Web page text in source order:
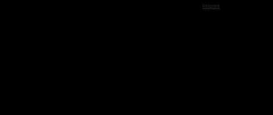
Imprint